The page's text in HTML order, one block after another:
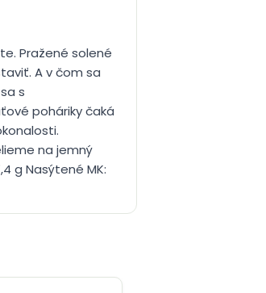
Pražené solené
A v čom sa
s
poháriky čaká
na jemný
g Nasýtené MK: